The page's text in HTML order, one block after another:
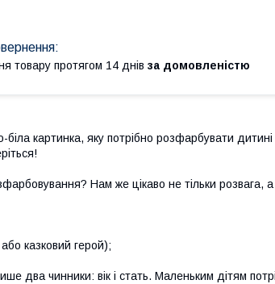
товару протягом 14 днів за домовленістю
картинка, яку потрібно розфарбувати
Нам же цікаво не тільки розвага, а
казковий герой);
два чинники: вік і стать. Маленьким дітям